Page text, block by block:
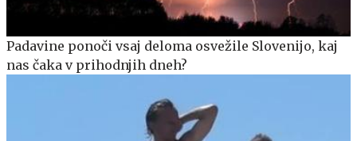
Padavine ponoči vsaj deloma osvežile Slovenijo, kaj
nas čaka v prihodnjih dneh?